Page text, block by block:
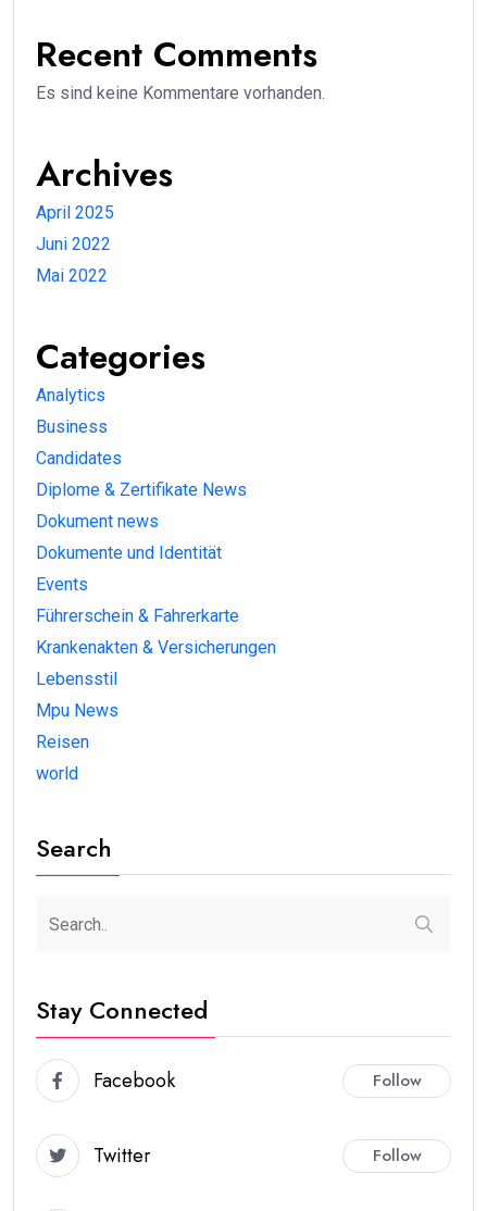
Recent Comments
Es sind keine Kommentare vorhanden.
Archives
April 2025
Juni 2022
Mai 2022
Categories
Analytics
Business
Candidates
Diplome & Zertifikate News
Dokument news
Dokumente und Identität
Events
Führerschein & Fahrerkarte
Krankenakten & Versicherungen
Lebensstil
Mpu News
Reisen
world
Search
Stay Connected
Facebook Follow
Twitter Follow